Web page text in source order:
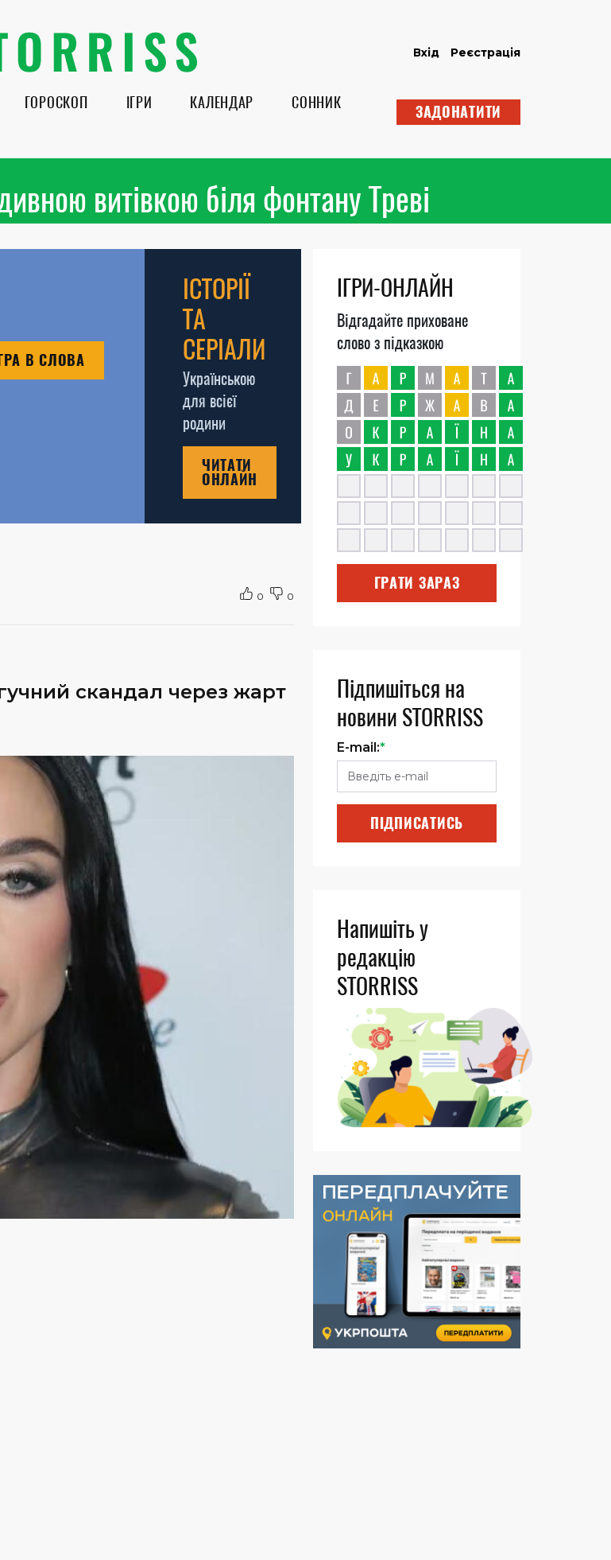
Вхід Реєстрація
ГОРОСКОП ІГРИ КАЛЕНДАР СОННИК ЗАДОНАТИТИ
витівкою біля фонтану Треві
В СЛОВА
ІСТОРІЇ
ТА
СЕРІАЛИ
Українською
для всієї
родини
ЧИТАТИ
ОНЛАЙН
0 0
скандал через жарт
ІГРИ-ОНЛАЙН
Відгадайте приховане
слово з підказкою
ГРАТИ ЗАРАЗ
Підпишіться на
новини STORRISS
E-mail:*
ПІДПИСАТИСЬ
Напишіть у
редакцію
STORRISS